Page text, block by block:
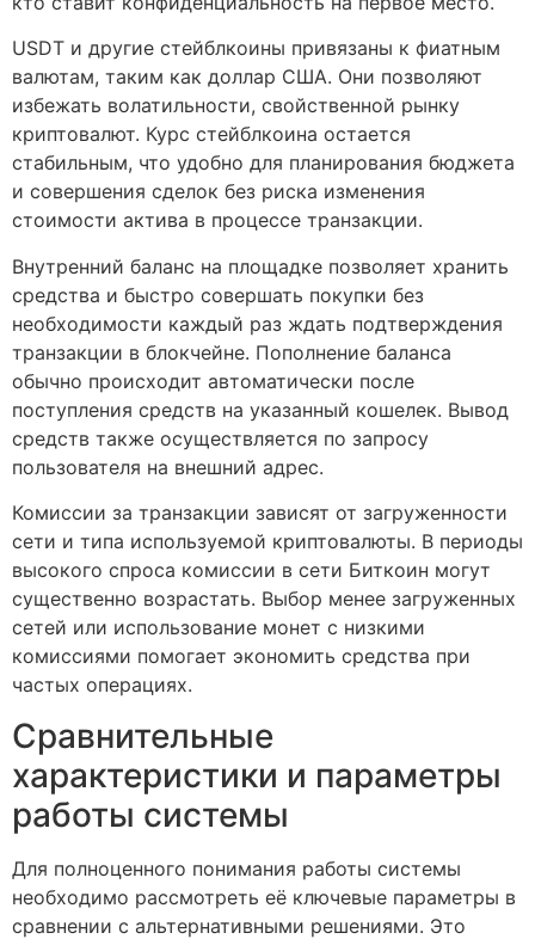
USDT и другие стейблкоины привязаны к фиатным
валютам, таким как доллар США. Они позволяют
избежать волатильности, свойственной рынку
криптовалют. Курс стейблкоина остается
стабильным, что удобно для планирования бюджета
и совершения сделок без риска изменения
стоимости актива в процессе транзакции.
Внутренний баланс на площадке позволяет хранить
средства и быстро совершать покупки без
необходимости каждый раз ждать подтверждения
транзакции в блокчейне. Пополнение баланса
обычно происходит автоматически после
поступления средств на указанный кошелек. Вывод
средств также осуществляется по запросу
пользователя на внешний адрес.
Комиссии за транзакции зависят от загруженности
сети и типа используемой криптовалюты. В периоды
высокого спроса комиссии в сети Биткоин могут
существенно возрастать. Выбор менее загруженных
сетей или использование монет с низкими
комиссиями помогает экономить средства при
частых операциях.
Сравнительные
характеристики и параметры
работы системы
Для полноценного понимания работы системы
необходимо рассмотреть её ключевые параметры в
сравнении с альтернативными решениями. Это